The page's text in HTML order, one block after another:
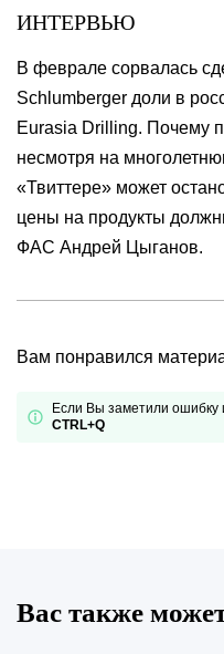
ИНТЕРВЬЮ
В феврале сорвалась
Schlumberger доли в
Eurasia Drilling. Почему
несмотря на
«Твиттере» может
цены на продукты
ФАС Андрей Цыганов.
Вам понравился
Если Вы заметили ошибку
CTRL+Q
Вас также